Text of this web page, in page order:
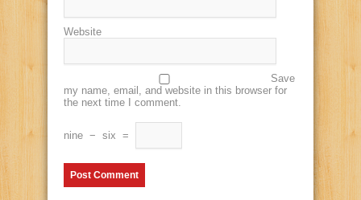
Website
Save
my name, email, and website in this browser for
the next time I comment.
nine − six =